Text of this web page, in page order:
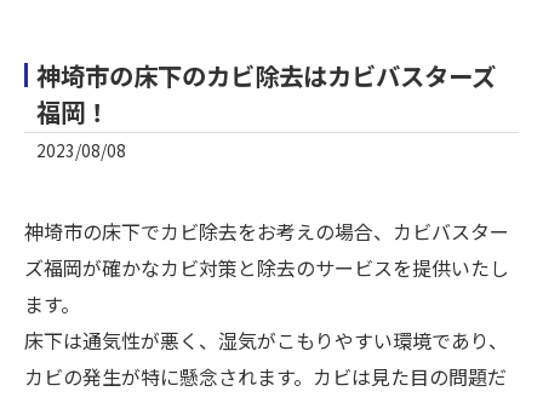
神埼市の床下のカビ除去はカビバスターズ
福岡！
2023/08/08
神埼市の床下でカビ除去をお考えの場合、カビバスター
ズ福岡が確かなカビ対策と除去のサービスを提供いたし
ます。
床下は通気性が悪く、湿気がこもりやすい環境であり、
カビの発生が特に懸念されます。カビは見た目の問題だ